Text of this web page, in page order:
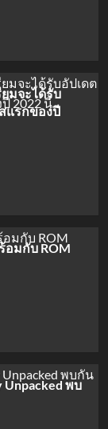
มจะได้รับ
แรกของปี
อมกับ ROM
Unpacked พบ